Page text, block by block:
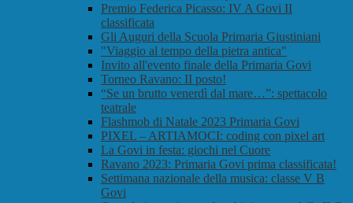
Premio Federica Picasso: IV A Govi II
classificata
Gli Auguri della Scuola Primaria Giustiniani
"Viaggio al tempo della pietra antica"
Invito all'evento finale della Primaria Govi
Torneo Ravano: II posto!
“Se un brutto venerdì dal mare…”: spettacolo
teatrale
Flashmob di Natale 2023 Primaria Govi
PIXEL – ARTIAMOCI: coding con pixel art
La Govi in festa: giochi nel Cuore
Ravano 2023: Primaria Govi prima classificata!
Settimana nazionale della musica: classe V B
Govi